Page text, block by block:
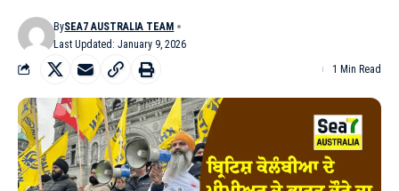
Last Updated: January 9, 2026
BySEA7 AUSTRALIA TEAM
1 Min Read